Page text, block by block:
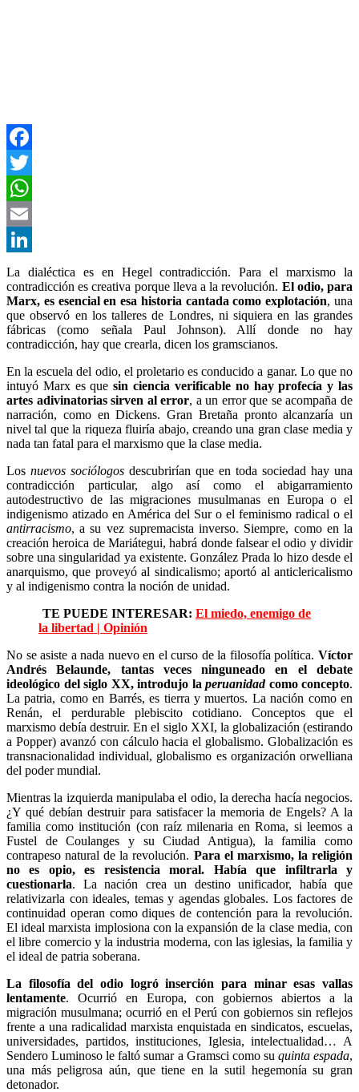
Facebook
Twitter
WhatsApp
Email
LinkedIn
La dialéctica es en Hegel contradicción. Para el marxismo la
contradicción es creativa porque lleva a la revolución. El odio, para
Marx, es esencial en esa historia cantada como explotación, una
que observó en los talleres de Londres, ni siquiera en las grandes
fábricas (como señala Paul Johnson). Allí donde no hay
contradicción, hay que crearla, dicen los gramscianos.
En la escuela del odio, el proletario es conducido a ganar. Lo que no
intuyó Marx es quesin ciencia verificable no hay profecía y las
artes adivinatorias sirven al error, a un error que se acompaña de
narración, como en Dickens. Gran Bretaña pronto alcanzaría un
nivel tal que la riqueza fluiría abajo, creando una gran clase media y
nada tan fatal para el marxismo que la clase media.
Los nuevos sociólogos descubrirían que en toda sociedad hay una
contradicción particular, algo así como el abigarramiento
autodestructivo de las migraciones musulmanas en Europa o el
indigenismo atizado en América del Sur o el feminismo radical o el
antirracismo, a su vez supremacista inverso. Siempre, como en la
creación heroica de Mariátegui, habrá donde falsear el odio y dividir
sobre una singularidad ya existente. González Prada lo hizo desde el
anarquismo, que proveyó al sindicalismo; aportó al anticlericalismo
y al indigenismo contra la noción de unidad.
TE PUEDE INTERESAR: El miedo, enemigo de
la libertad | Opinión
No se asiste a nada nuevo en el curso de la filosofía política. Víctor
Andrés Belaunde, tantas veces ninguneado en el debate
ideológico del siglo XX, introdujo la peruanidadcomo concepto.
La patria, como en Barrés, es tierra y muertos. La nación como en
Renán, el perdurable plebiscito cotidiano. Conceptos que el
marxismo debía destruir. En el siglo XXI, la globalización (estirando
a Popper) avanzó con cálculo hacia el globalismo. Globalización es
transnacionalidad individual, globalismo es organización orwelliana
del poder mundial.
Mientras la izquierda manipulaba el odio, la derecha hacía negocios.
¿Y qué debían destruir para satisfacer la memoria de Engels? A la
familia como institución (con raíz milenaria en Roma, si leemos a
Fustel de Coulanges y su Ciudad Antigua), la familia como
contrapeso natural de la revolución. Para el marxismo, la religión
no es opio, es resistencia moral. Había que infiltrarla y
cuestionarla. La nación crea un destino unificador, había que
relativizarla con ideales, temas y agendas globales. Los factores de
continuidad operan como diques de contención para la revolución.
El ideal marxista implosiona con la expansión de la clase media, con
el libre comercio y la industria moderna, con las iglesias, la familia y
el ideal de patria soberana.
La filosofía del odio logró inserción para minar esas vallas
lentamente. Ocurrió en Europa, con gobiernos abiertos a la
migración musulmana; ocurrió en el Perú con gobiernos sin reflejos
frente a una radicalidad marxista enquistada en sindicatos, escuelas,
universidades, partidos, instituciones, Iglesia, intelectualidad… A
Sendero Luminoso le faltó sumar a Gramsci como su quinta espada,
una más peligrosa aún, que tiene en la sutil hegemonía su gran
detonador.